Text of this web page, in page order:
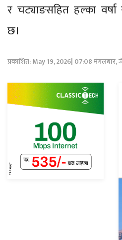
र चट्याङसहित हल्का
छ।
प्रकाशित: May 19, 2026| 07:08 मंगलबार,